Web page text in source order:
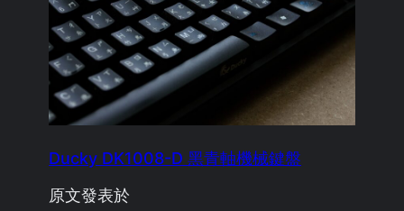
Ducky DK1008-D 黑青軸機械鍵盤
原文發表於